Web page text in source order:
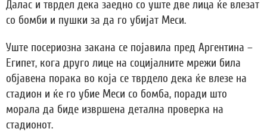
Далас и тврдел дека заедно со уште две лица ќе влезат
со бомби и пушки за да го убијат Меси.
Уште посериозна закана се појавила пред Аргентина –
Египет, кога друго лице на социјалните мрежи била
објавена порака во која се тврдело дека ќе влезе на
стадион и ќе го убие Меси со бомба, поради што
морала да биде извршена детална проверка на
стадионот.